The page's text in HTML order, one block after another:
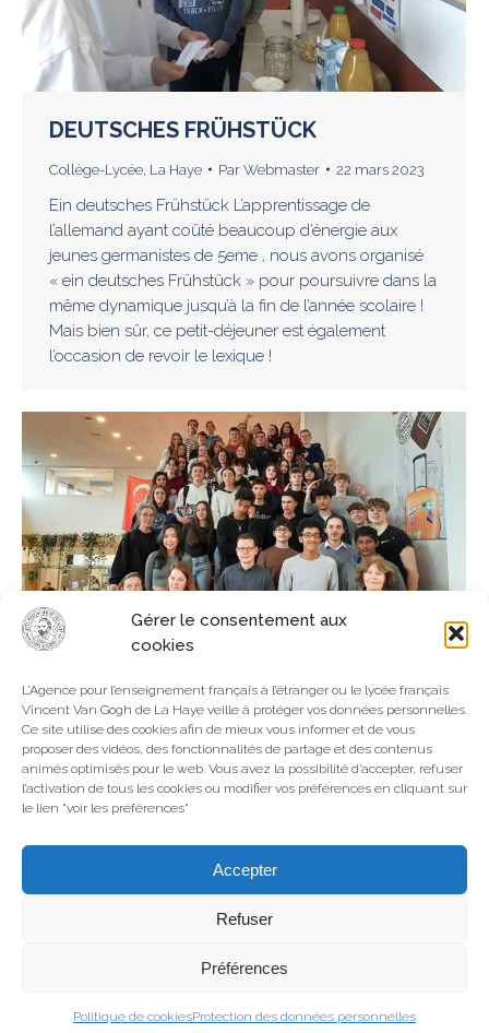
Gérer le consentement aux
cookies
L’Agence pour l’enseignement français à l’étranger ou le lycée français
Vincent Van Gogh de La Haye veille à protéger vos données personnelles.
Ce site utilise des cookies afin de mieux vous informer et de vous
proposer des vidéos, des fonctionnalités de partage et des contenus
animés optimisés pour le web. Vous avez la possibilité d’accepter, refuser
l’activation de tous les cookies ou modifier vos préférences en cliquant sur
le lien "voir les préférences"
Accepter
Refuser
Préférences
Politique de cookiesProtection des données personnelles
DEUTSCHES FRÜHSTÜCK
Collège-Lycée, La Haye Par Webmaster 22 mars 2023
Ein deutsches Frühstück L’apprentissage de
l’allemand ayant coûté beaucoup d’énergie aux
jeunes germanistes de 5eme , nous avons organisé
« ein deutsches Frühstück » pour poursuivre dans la
même dynamique jusqu’à la fin de l’année scolaire !
Mais bien sûr, ce petit-déjeuner est également
l’occasion de revoir le lexique !
Collège-Lycée,La Haye,Néerlandais Par Webmaster
9 mars 2023
A la rencontre des élèves du lycée Blaise Pascal de
Zaandam Onze reis naar een Nederlandse school
school om leerlingen op een Nederlandse school in
Zaandam te zien. In de ochtend stelden we onszelf
voor, daarna spraken we over migratie in onze
familie. Daarna hebben we posters…